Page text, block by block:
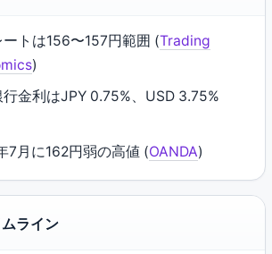
ートは156〜157円範囲 (Trading
)
行金利はJPY 0.75%、USD 3.75%
7月に162円弱の高値 (OANDA)
ライン